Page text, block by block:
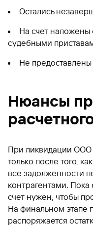
Остались
На счет наложены
судебными
Не
Нюансы
При ликвидации ООО
только после того,
все задолженности
контрагентами. Пока
счет нужен, чтобы
На финальном этапе
распоряжается